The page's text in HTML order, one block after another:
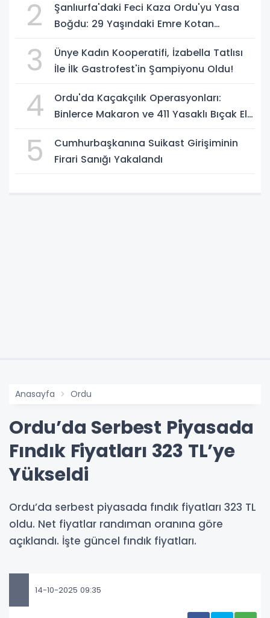
2
Şanlıurfa'daki Feci Kaza Ordu'yu Yasa
Boğdu: 29 Yaşındaki Emre Kotan
3
Ünye Kadın Kooperatifi, İzabella Tatlısı
İle İlk Gastrofest'in Şampiyonu Oldu!
4
Ordu'da Kaçakçılık Operasyonları:
Binlerce Makaron ve 411 Yasaklı Bıçak Ele
5
Cumhurbaşkanına Suikast Girişiminin
Firari Sanığı Yakalandı
Anasayfa Ordu
Ordu’da Serbest Piyasada
Fındık Fiyatları 323 TL’ye
Yükseldi
Ordu’da serbest piyasada fındık fiyatları 323 TL
oldu. Net fiyatlar randıman oranına göre
açıklandı. İşte güncel fındık fiyatları.
14-10-2025 09:35